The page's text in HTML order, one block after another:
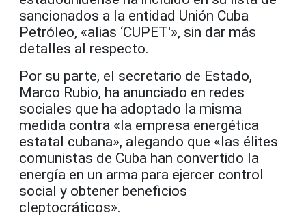
sancionados a la entidad Unión Cuba
Petróleo, «alias ‘CUPET'», sin dar más
detalles al respecto.
Por su parte, el secretario de Estado,
Marco Rubio, ha anunciado en redes
sociales que ha adoptado la misma
medida contra «la empresa energética
estatal cubana», alegando que «las élites
comunistas de Cuba han convertido la
energía en un arma para ejercer control
social y obtener beneficios
cleptocráticos».